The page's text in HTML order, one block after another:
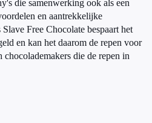
die samenwerking ook als een
en aantrekkelijke
Free Chocolate bespaart het
en kan het daarom de repen voor
die de repen in